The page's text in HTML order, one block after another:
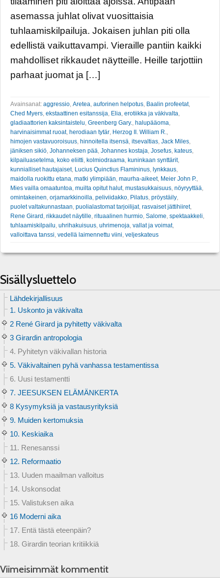
asemassa juhlat olivat vuosittaisia
tuhlaamiskilpailuja. Jokaisen juhlan piti olla
edellistä vaikuttavampi. Vieraille pantiin kaikki
mahdolliset rikkaudet näytteille. Heille tarjottiin
parhaat juomat ja […]
Avainsanat: aggressio Aretea auforinen helpotus Baalin profeetat,
Ched Myers ekstaattinen esitanssija Elia erotiikka ja väkivalta
gladiaattorien kaksintaistelu Greenberg Gary. halupääoma
harvinaisimmat ruoat, herodiaan tytär Herzog II. William R.
himojen vastavuoroisuus hinnoitella itsensä itsevaltias Jack Miles
jäniksen sikiö Johanneksen pää Johannes kostaja Josefus kateus
kilpailuasetelma koko eliitti kolmiodraama kuninkaan synttärit,
kunnialliset hautajaiset, Lucius Quinctius Flamininus lynkkaus
maidolla ruokittu etana matki ylimpiään maurha-aikeet, Meier John P.
Mies vailla omaatuntoa muilta opitut halut, mustasukkaisuus nöyryyttää
omintakeinen orjamarkkinoilla peliviidakko Pilatus pröystäily
puolet valtakunnastaan puolialastomat tarjoilijat, rasvaiset jättihiiret,
Rene Girard rikkaudet näytille rituaalinen hurmio Salome spektaakkeli
tuhlaamiskilpailu uhrihakuisuus uhrimenoja vallat ja voimat,
valloittava tanssi vedellä laimennettu viini veljeskateus
Sisällysluettelo
Lähdekirjallisuus
1. Uskonto ja väkivalta
2 René Girard ja pyhitetty väkivalta
3 Girardin antropologia
4. Pyhitetyn väkivallan historia
5. Väkivaltainen pyhä vanhassa testamentissa
6. Uusi testamentti
7. JEESUKSEN ELÄMÄNKERTA
8 Kysymyksiä ja vastausyrityksiä
9. Muiden kertomuksia
10. Keskiaika
11. Renesanssi
12. Reformaatio
13. Uuden maailman valloitus
14. Uskonsodat
15. Valistuksen aika
16 Moderni aika
17. Entä tästä eteenpäin?
18. Girardin teorian kritiikkiä
Viimeisimmät kommentit